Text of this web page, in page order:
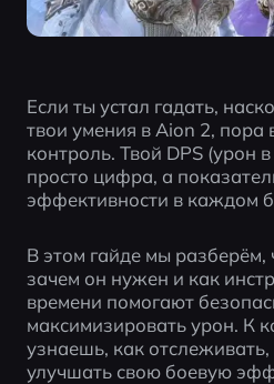
Если ты устал гадать,
твои умения в Aion 2, пора
контроль. Твой DPS (урон
просто цифра, а
эффективности в каждом
В этом гайде мы разберём,
зачем он нужен и как
времени помогают
максимизировать урон. К
узнаешь, как
улучшать свою боевую